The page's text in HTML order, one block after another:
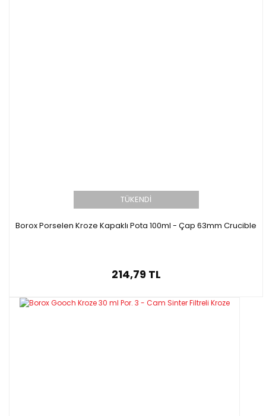
TÜKENDİ
Borox Porselen Kroze Kapaklı Pota 100ml - Çap 63mm Crucible
214,79 TL